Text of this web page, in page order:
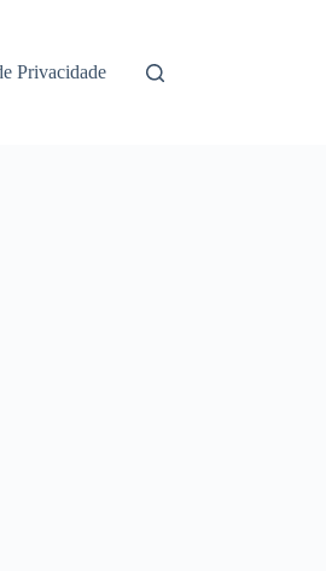
Privacidade